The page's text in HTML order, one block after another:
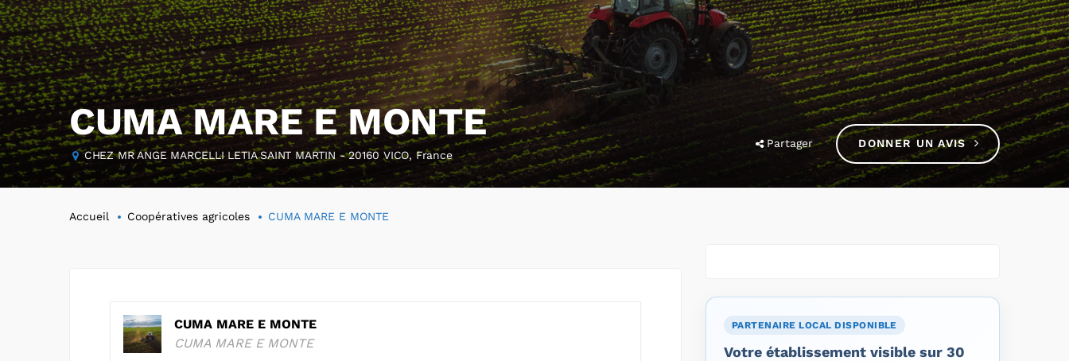
CUMA MARE E MONTE
CHEZ MR ANGE MARCELLI LETIA SAINT MARTIN - 20160 VICO, France
Partager DONNER UN AVIS
Accueil Coopératives agricoles CUMA MARE E MONTE
CUMA MARE E MONTE
CUMA MARE E MONTE
PARTENAIRE LOCAL DISPONIBLE
Votre établissement visible sur 30